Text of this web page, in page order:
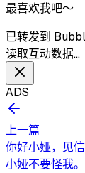
最喜欢我吧～
已转发到
读取互动数据…
ADS
上一篇
你好小娅，见
小娅不要怪我